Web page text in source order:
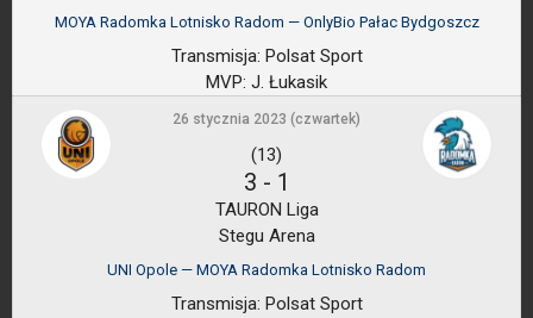
MOYA Radomka Lotnisko Radom — OnlyBio Pałac Bydgoszcz
Transmisja: Polsat Sport
MVP: J. Łukasik
26 stycznia 2023 (czwartek)
(13)
3 - 1
TAURON Liga
Stegu Arena
UNI Opole — MOYA Radomka Lotnisko Radom
Transmisja: Polsat Sport